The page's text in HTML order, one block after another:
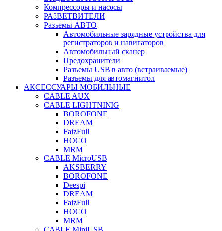
Компрессоры и насосы
РАЗВЕТВИТЕЛИ
Разъемы АВТО
Автомобильные зарядные устройства для
регистраторов и навигаторов
Автомобильный сканер
Предохранители
Разъемы USB в авто (встраиваемые)
Разъемы для автомагнитол
АКСЕССУАРЫ МОБИЛЬНЫЕ
CABLE AUX
CABLE LIGHTNINIG
BOROFONE
DREAM
FaizFull
HOCO
MRM
CABLE MicroUSB
AKSBERRY
BOROFONE
Deespi
DREAM
FaizFull
HOCO
MRM
CABLE MiniUSB